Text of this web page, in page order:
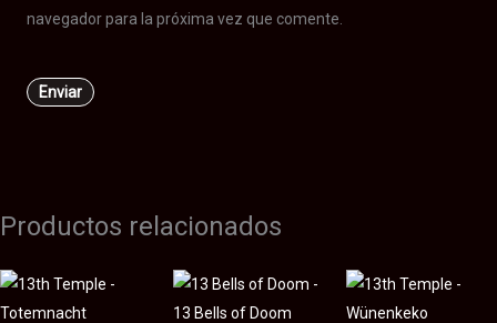
navegador para la próxima vez que comente.
Productos relacionados